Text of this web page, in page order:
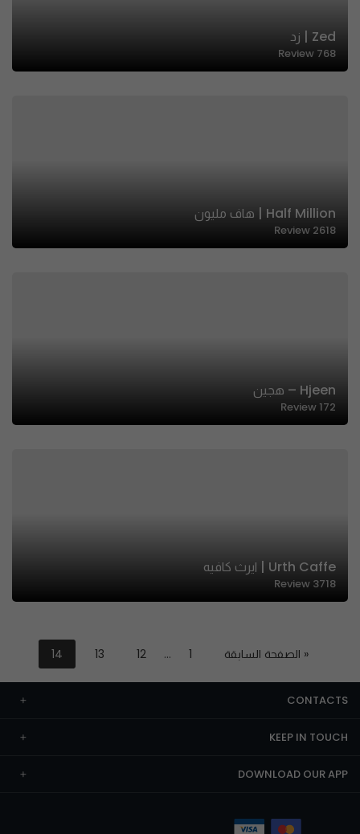
Zed | زد
768
Review
Half Million | هاف مليون
2618
Review
Hjeen – هجين
172
Review
Urth Caffe | ايرث كافيه
3718
Review
« الصفحة السابقة 1
…
12
13
14
CONTACTS
KEEP IN TOUCH
DOWNLOAD OUR APP